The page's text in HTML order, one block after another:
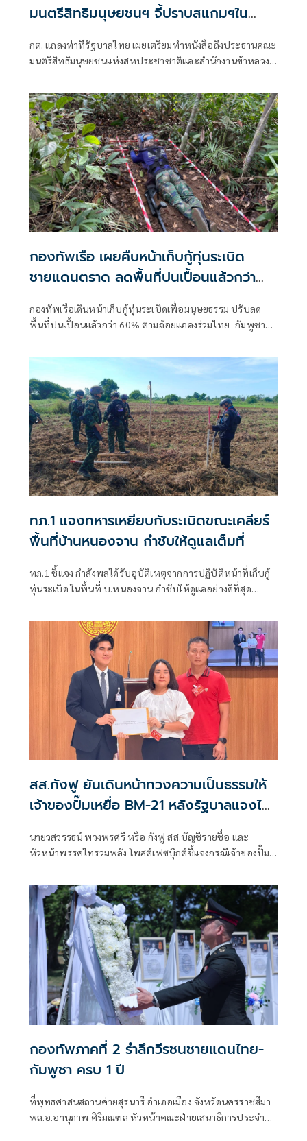
มนตรีสิทธิมนุษยชนฯ จี้ปราบสแกมฯใน
กต. แถลงท่าทีรัฐบาลไทย เผยเตรียมทำหนังสือถึงประธานคณะ
มนตรีสิทธิมนุษยชนแห่งสหประชาชาติและสำนักงานข้าหลวง
รายงานพิเศษพาดพิงประเทศไทย มีหลายประเด็นที่ไม่เห็นด้วย
ชี้กระทบความเป็นกลาง -เที่ยงธรรม “สีหศักดิ์”
กองทัพเรือ เผยคืบหน้าเก็บกู้ทุ่นระเบิด
ชายแดนตราด ลดพื้นที่ปนเปื้อนแล้วกว่า
กองทัพเรือเดินหน้าเก็บกู้ทุ่นระเบิดเพื่อมนุษยธรรม ปรับลด
พื้นที่ปนเปื้อนแล้วกว่า 60% ตามถ้อยแถลงร่วมไทย–กัมพูชา
ทภ.1 แจงทหารเหยียบกับระเบิดขณะเคลียร์
พื้นที่บ้านหนองจาน กำชับให้ดูแลเต็มที่
ทภ.1 ชี้แจง กำลังพลได้รับอุบัติเหตุจากการปฏิบัติหน้าที่เก็บกู้
ทุ่นระเบิด ในพื้นที่ บ.หนองจาน กำชับให้ดูแลอย่างดีที่สุด
ปัจจุบันสร้างพื้นที่ปลอดภัยแล้ว 76.73%
สส.กังฟู ยันเดินหน้าทวงความเป็นธรรมให้
เจ้าของปั๊มเหยื่อ BM-21 หลังรัฐบาลแจงไม่
เข้าหลักเกณฑ์เยียวยา
นายวสวรรธน์ พวงพรศรี หรือ กังฟู สส.บัญชีรายชื่อ และ
หัวหน้าพรรคไทรวมพลัง โพสต์เฟซบุ๊กต์ชี้แจงกรณีเจ้าของปั๊ม
เสียหายจากจรวด BM-21 ของกัมพูชา ออกมาร้องเรียนว่ายังไม่
ได้รับเงินเยียวจากภาครัฐ ก่อนที่นางสาวรัชดา ธนาดิเรก โฆษก
ประจำสำนักนายกรัฐมนตรี ยืนยันว่า
กองทัพภาคที่ 2 รำลึกวีรชนชายแดนไทย-
กัมพูชา ครบ 1 ปี
ที่พุทธศาสนสถานค่ายสุรนารี อำเภอเมือง จังหวัดนครราชสีมา
พล.อ.อานุภาพ ศิริมณฑล หัวหน้าคณะฝ่ายเสนาธิการประจำผู้